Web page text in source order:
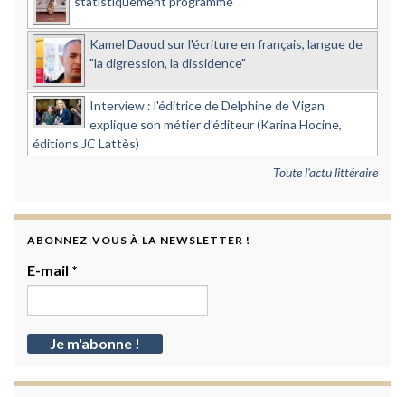
Kamel Daoud sur l'écriture en français, langue de
"la digression, la dissidence"
Interview : l'éditrice de Delphine de Vigan
explique son métier d'éditeur (Karina Hocine,
éditions JC Lattès)
Toute l'actu littéraire
ABONNEZ-VOUS À LA NEWSLETTER !
E-mail *